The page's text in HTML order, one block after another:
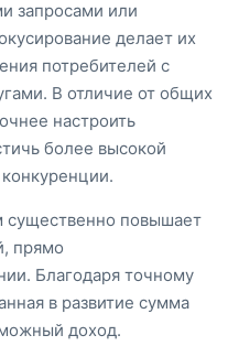
запросами или
делает их
потребителей с
В отличие от общих
настроить
более высокой
существенно повышает
прямо
Благодаря точному
в развитие сумма
доход.